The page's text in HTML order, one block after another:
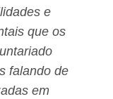
e
que os
falando de
em